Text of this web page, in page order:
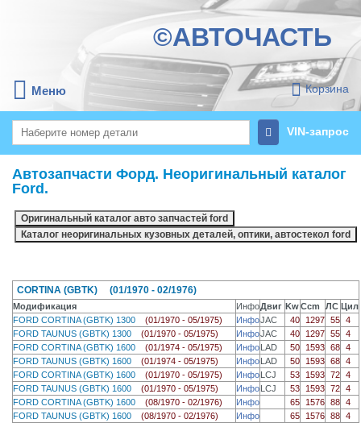
©АВТОЧАСТЬ
Меню Корзина
VIN-запрос
Автозапчасти Форд. Неоригинальный каталог
Ford.
CORTINA (GBTK) (01/1970 - 02/1976)
Модификация ИнфоДвиг KwCcm ЛС Цил
FORD CORTINA (GBTK) 1300 (01/1970 - 05/1975) ИнфоJAC 40 1297 55 4
FORD TAUNUS (GBTK) 1300 (01/1970 - 05/1975) ИнфоJAC 40 1297 55 4
FORD CORTINA (GBTK) 1600 (01/1974 - 05/1975) ИнфоLAD 50 1593 68 4
FORD TAUNUS (GBTK) 1600 (01/1974 - 05/1975) ИнфоLAD 50 1593 68 4
FORD CORTINA (GBTK) 1600 (01/1970 - 05/1975) ИнфоLCJ 53 1593 72 4
FORD TAUNUS (GBTK) 1600 (01/1970 - 05/1975) ИнфоLCJ 53 1593 72 4
FORD CORTINA (GBTK) 1600 (08/1970 - 02/1976) Инфо 65 1576 88 4
FORD TAUNUS (GBTK) 1600 (08/1970 - 02/1976) Инфо 65 1576 88 4